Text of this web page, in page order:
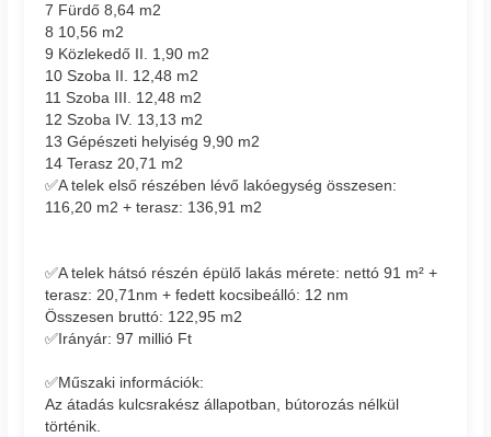
7 Fürdő 8,64 m2
8 10,56 m2
9 Közlekedő II. 1,90 m2
10 Szoba II. 12,48 m2
11 Szoba III. 12,48 m2
12 Szoba IV. 13,13 m2
13 Gépészeti helyiség 9,90 m2
14 Terasz 20,71 m2
✅A telek első részében lévő lakóegység összesen:
116,20 m2 + terasz: 136,91 m2
✅A telek hátsó részén épülő lakás mérete: nettó 91 m² +
terasz: 20,71nm + fedett kocsibeálló: 12 nm
Összesen bruttó: 122,95 m2
✅Irányár: 97 millió Ft
✅Műszaki információk:
Az átadás kulcsrakész állapotban, bútorozás nélkül
történik.